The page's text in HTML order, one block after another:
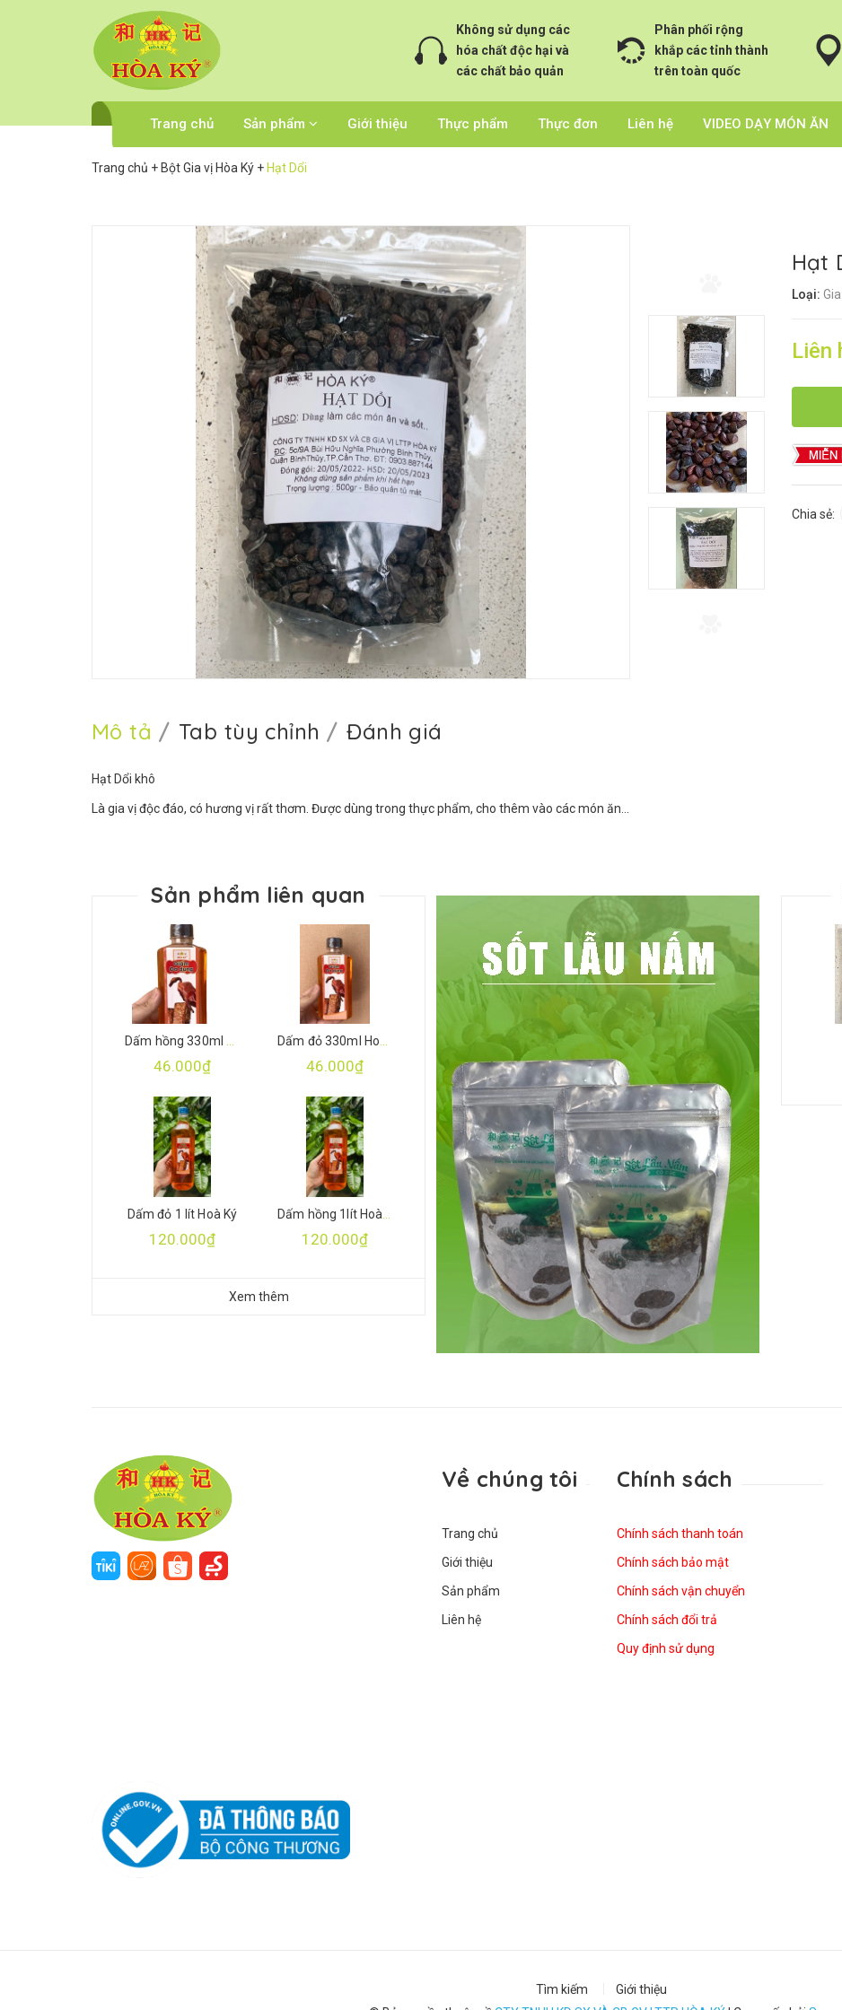
Phân phối rộng
khắp các tỉnh thành
trên toàn quốc
Không sử dụng các
hóa chất độc hại và
các chất bảo quản
Trang chủ Sản phẩm Giới thiệu Thực phẩm Thực đơn Liên hệ VIDEO DẠY MÓN ĂN
Trang chủ + Bột Gia vị Hòa Ký + Hạt Dổi
Hạt
Loại:
Liên
Chia sẻ:
Mô tả Tab tùy chỉnh Đánh giá
Hạt Dổi khô
Là gia vị độc đáo, có hương vị rất thơm. Được dùng trong thực phẩm, cho thêm vào các món ăn...
Sản phẩm liên quan
Dấm hồng 330ml Hoà Ký
46.000₫
Dấm đỏ 330ml Hoà Ký
46.000₫
Dấm đỏ 1 lít Hoà Ký
120.000₫ 120.000₫
Xem thêm
Về chúng tôi
Trang chủ
Giới thiệu
Sản phẩm
Liên hệ
Chính sách
Chính sách thanh toán
Chính sách bảo mật
Chính sách vận chuyển
Chính sách đổi trả
Quy định sử dụng
Tìm kiếm
Giới thiệu